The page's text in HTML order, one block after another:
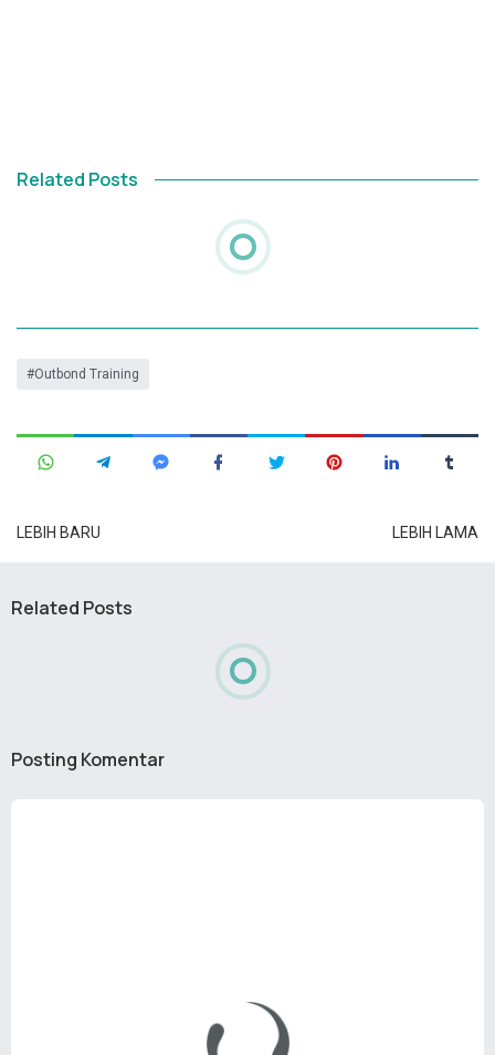
Related Posts
Outbond Training
LEBIH BARU LEBIH LAMA
Related Posts
Posting Komentar